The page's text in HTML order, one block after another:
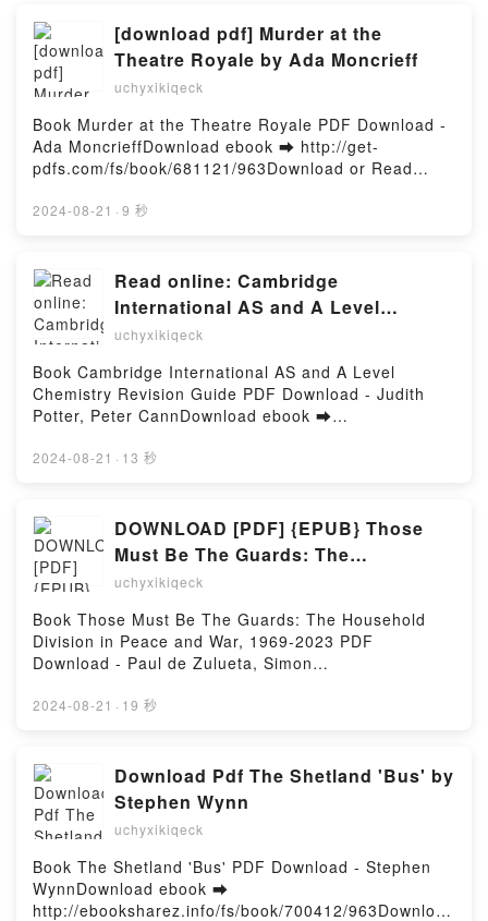
ARTEIDA.PASTRYREVOLUTION Nº 60: LAS CUATRO
ESTACIONES DE PASTRYREVOLUTION JOANNA
ARTEIDA PDF, PASTRYREVOLUTION Nº 60: LAS
CUATRO ESTACIONES DE PASTRYREVOLUTION
JOANNA ARTEIDA Epub, PASTRYREVOLUTION Nº
60: LAS CUATRO ESTACIONES DE
PASTRYREVOLUTION JOANNA ARTEIDA Leer en
línea , PASTRYREVOLUTION Nº 60: LAS CUATRO
ESTACIONES DE PASTRYREVOLUTION JOANNA
PASTRYREVOLUTION JOANNA ARTEIDA VK,
PASTRYREVOLUTION Nº 60: LAS CUATRO
ESTACIONES DE PASTRYREVOLUTION JOANNA
ARTEIDA Kindle, PASTRYREVOLUTION Nº 60: LAS
JOANNA ARTEIDA Epub VK, PASTRYREVOLUTION
Nº 60: LAS CUATRO ESTACIONES DE
PASTRYREVOLUTION JOANNA ARTEIDA Descargar
[download pdf] Murder at the
Theatre Royale by Ada Moncrieff
uchyxikiqeck
Book Murder at the Theatre Royale PDF Download -
Ada MoncrieffDownload ebook ➡ http://get-
pdfs.com/fs/book/681121/963Download or Read
(PDF ePub Mobi) by Ada MoncrieffMurder at the
Theatre Royale Ada Moncrieff Read Online, Murder
at the Theatre Royale Ada Moncrieff Audiobook,
Murder at the Theatre Royale Ada Moncrieff VK,
Murder at the Theatre Royale Ada Moncrieff Kindle,
Murder at the Theatre Royale Ada Moncrieff Epub
VK, Murder at the Theatre Royale Ada Moncrieff
Free DownloadPowered by Firstory Hosting
2024-08-21 · 9 秒
Read online: Cambridge
International AS and A Level
Chemistry Revision Guide by Judith
uchyxikiqeck
Book Cambridge International AS and A Level
Chemistry Revision Guide PDF Download - Judith
Potter, Peter CannDownload ebook ➡
or Read Online Cambridge International AS and A
International AS and A Level Chemistry Revision
Guide Judith Potter, Peter Cann PDF, Cambridge
International AS and A Level Chemistry Revision
Guide Judith Potter, Peter Cann Epub, Cambridge
International AS and A Level Chemistry Revision
Guide Judith Potter, Peter Cann Read Online,
Cambridge International AS and A Level Chemistry
Revision Guide Judith Potter, Peter Cann Audiobook,
Cambridge International AS and A Level Chemistry
Revision Guide Judith Potter, Peter Cann Kindle,
Cambridge International AS and A Level Chemistry
Revision Guide Judith Potter, Peter Cann Epub VK,
Cambridge International AS and A Level Chemistry
DownloadPowered by Firstory Hosting
2024-08-21 · 13 秒
DOWNLOAD [PDF] {EPUB} Those
Must Be The Guards: The
Household Division in Peace and
Simon Doughty
uchyxikiqeck
Book Those Must Be The Guards: The Household
Division in Peace and War, 1969-2023 PDF
Download - Paul de Zulueta, Simon
pdfs.com/fs/book/703057/963Download or Read
(PDF ePub Mobi) by Paul de Zulueta, Simon
DoughtyThose Must Be The Guards: The Household
Division in Peace and War, 1969-2023 Paul de
Zulueta, Simon Doughty PDF, Those Must Be The
Guards: The Household Division in Peace and War,
1969-2023 Paul de Zulueta, Simon Doughty Epub,
Those Must Be The Guards: The Household Division
2024-08-21 · 19 秒
Download Pdf The Shetland 'Bus' by
Stephen Wynn
uchyxikiqeck
Book The Shetland 'Bus' PDF Download - Stephen
WynnDownload ebook ➡
http://ebooksharez.info/fs/book/700412/963Download